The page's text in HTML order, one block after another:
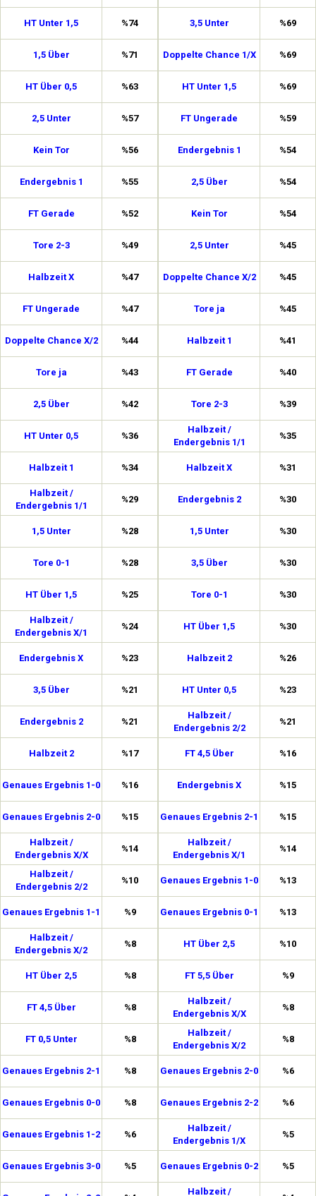
HT Unter 1,5 %74
1,5 Über %71
HT Über 0,5 %63
2,5 Unter %57
Kein Tor %56
Endergebnis 1 %55
FT Gerade %52
Tore 2-3 %49
Halbzeit X %47
FT Ungerade %47
Doppelte Chance X/2 %44
Tore ja %43
2,5 Über %42
HT Unter 0,5 %36
Halbzeit 1 %34
Halbzeit /
Endergebnis 1/1
%29
1,5 Unter %28
Tore 0-1 %28
HT Über 1,5 %25
Halbzeit /
Endergebnis X/1
%24
Endergebnis X %23
3,5 Über %21
Endergebnis 2 %21
Halbzeit 2 %17
Genaues Ergebnis 1-0 %16
Genaues Ergebnis 2-0 %15
Halbzeit /
Endergebnis X/X
%14
Halbzeit /
Endergebnis 2/2
%10
Genaues Ergebnis 1-1 %9
Halbzeit /
Endergebnis X/2
%8
HT Über 2,5 %8
FT 4,5 Über %8
FT 0,5 Unter %8
Genaues Ergebnis 2-1 %8
Genaues Ergebnis 0-0 %8
Genaues Ergebnis 1-2 %6
Genaues Ergebnis 3-0 %5
3,5 Unter %69
Doppelte Chance 1/X %69
HT Unter 1,5 %69
FT Ungerade %59
Endergebnis 1 %54
2,5 Über %54
Kein Tor %54
2,5 Unter %45
Doppelte Chance X/2 %45
Tore ja %45
Halbzeit 1 %41
FT Gerade %40
Tore 2-3 %39
Halbzeit /
Endergebnis 1/1
%35
Halbzeit X %31
Endergebnis 2 %30
1,5 Unter %30
3,5 Über %30
Tore 0-1 %30
HT Über 1,5 %30
Halbzeit 2 %26
HT Unter 0,5 %23
Halbzeit /
Endergebnis 2/2
%21
FT 4,5 Über %16
Endergebnis X %15
Genaues Ergebnis 2-1 %15
Halbzeit /
Endergebnis X/1
%14
Genaues Ergebnis 1-0 %13
Genaues Ergebnis 0-1 %13
HT Über 2,5 %10
FT 5,5 Über %9
Halbzeit /
Endergebnis X/X
%8
Halbzeit /
Endergebnis X/2
%8
Genaues Ergebnis 2-0 %6
Genaues Ergebnis 2-2 %6
Halbzeit /
Endergebnis 1/X
%5
Genaues Ergebnis 0-2 %5
Halbzeit /